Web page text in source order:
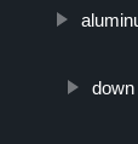
down